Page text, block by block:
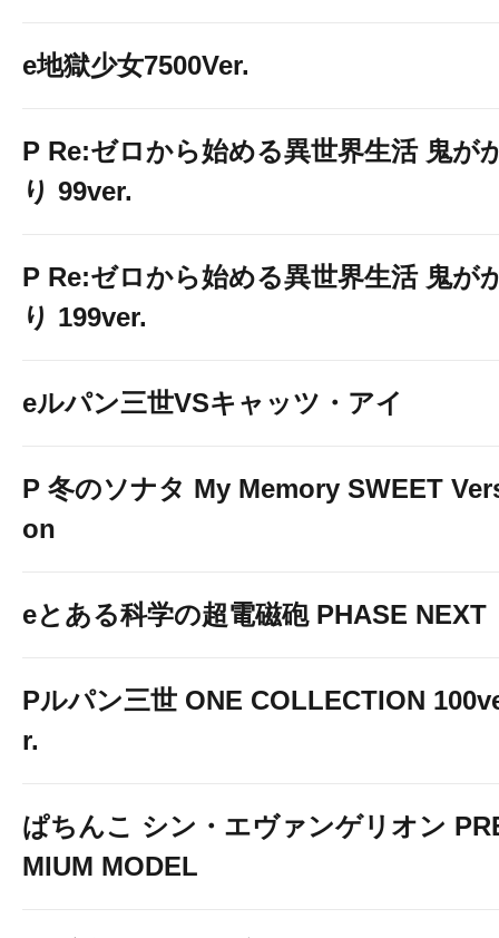
e地獄少女7500Ver.
P Re:ゼロから始める異世界生活 鬼が
り 99ver.
P Re:ゼロから始める異世界生活 鬼が
り 199ver.
eルパン三世VSキャッツ・アイ
P 冬のソナタ My Memory SWEET
on
eとある科学の超電磁砲 PHASE NEXT
Pルパン三世 ONE COLLECTION
r.
ぱちんこ シン・エヴァンゲリオン
MIUM MODEL